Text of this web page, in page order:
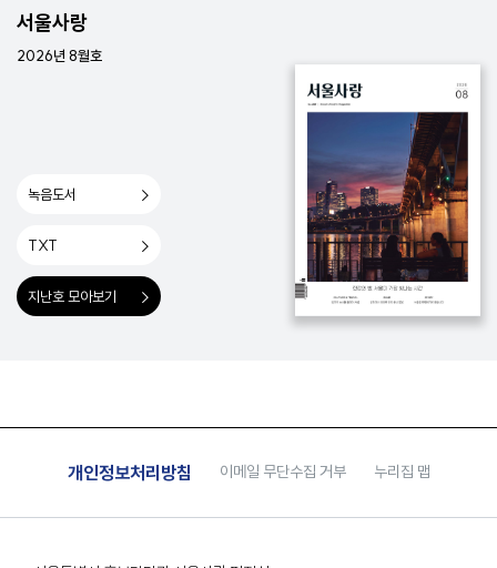
서울사랑
2026년 8월호
녹음도서
TXT
지난호 모아보기
개인정보처리방침 이메일 무단수집 거부 누리집 맵